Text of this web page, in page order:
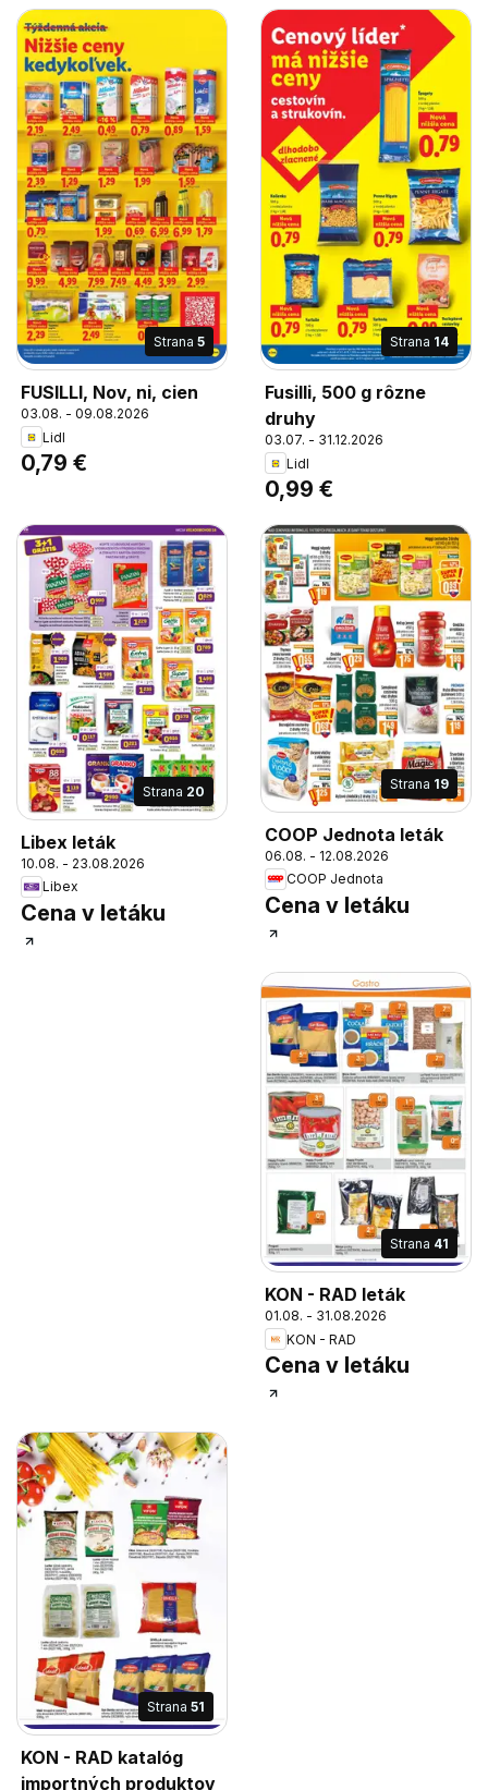
Strana 5
FUSILLI, Nov, ni, cien
03.08. - 09.08.2026
Lidl
0,79 €
Strana 14
Fusilli, 500 g rôzne
druhy
03.07. - 31.12.2026
Lidl
0,99 €
Strana 20
Libex leták
10.08. - 23.08.2026
Libex
Cena v letáku
Strana 19
COOP Jednota leták
06.08. - 12.08.2026
COOP Jednota
Cena v letáku
Strana 41
KON - RAD leták
01.08. - 31.08.2026
KON - RAD
Cena v letáku
Strana 51
KON - RAD katalóg
importných produktov